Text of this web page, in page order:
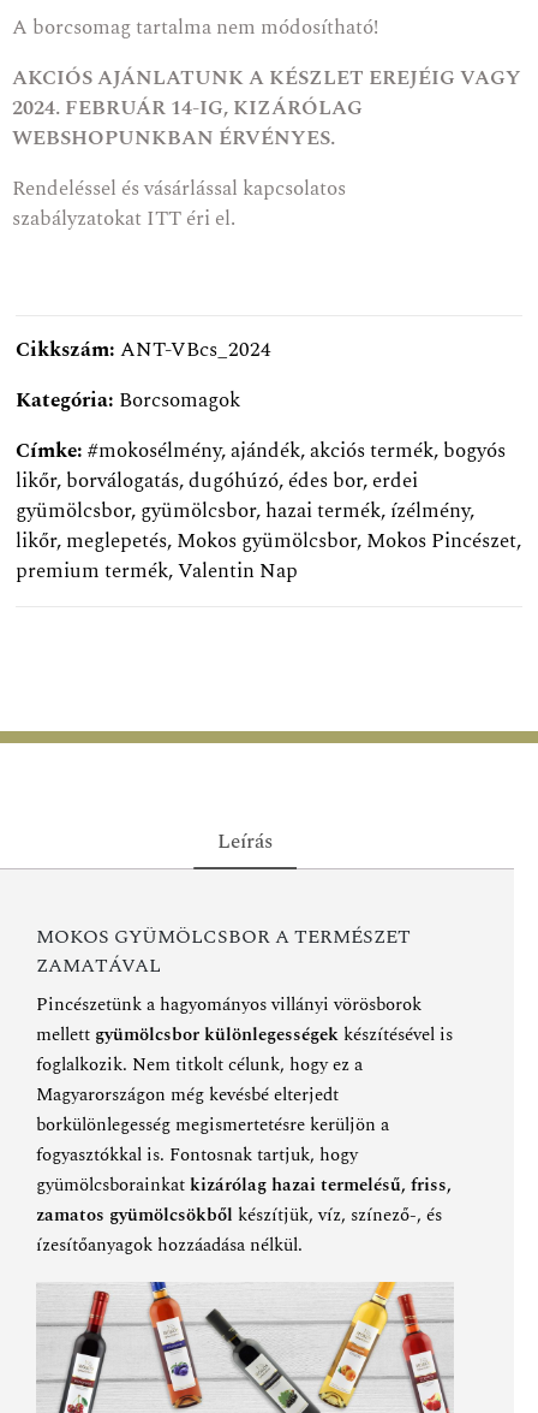
A borcsomag tartalma nem módosítható!
AKCIÓS AJÁNLATUNK A KÉSZLET EREJÉIG VAGY
2024. FEBRUÁR 14-IG, KIZÁRÓLAG
WEBSHOPUNKBAN ÉRVÉNYES.
Rendeléssel és vásárlással kapcsolatos
szabályzatokatITTéri el.
Cikkszám:ANT-VBcs_2024
Kategória: Borcsomagok
Címke:#mokosélmény,ajándék,akciós termék,bogyós
likőr,borválogatás,dugóhúzó,édes bor,erdei
gyümölcsbor,gyümölcsbor,hazai termék,ízélmény,
likőr,meglepetés,Mokos gyümölcsbor,Mokos Pincészet,
premium termék,Valentin Nap
Leírás
MOKOS GYÜMÖLCSBOR A TERMÉSZET
ZAMATÁVAL
Pincészetünk a hagyományos villányi vörösborok
mellett gyümölcsbor különlegességek készítésével is
foglalkozik. Nem titkolt célunk, hogy ez a
Magyarországon még kevésbé elterjedt
borkülönlegesség megismertetésre kerüljön a
fogyasztókkal is. Fontosnak tartjuk, hogy
gyümölcsborainkatkizárólag hazai termelésű, friss,
zamatos gyümölcsökből készítjük, víz, színező-, és
ízesítőanyagok hozzáadása nélkül.